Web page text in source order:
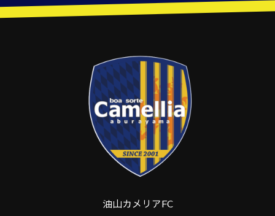
油山カメリアFC